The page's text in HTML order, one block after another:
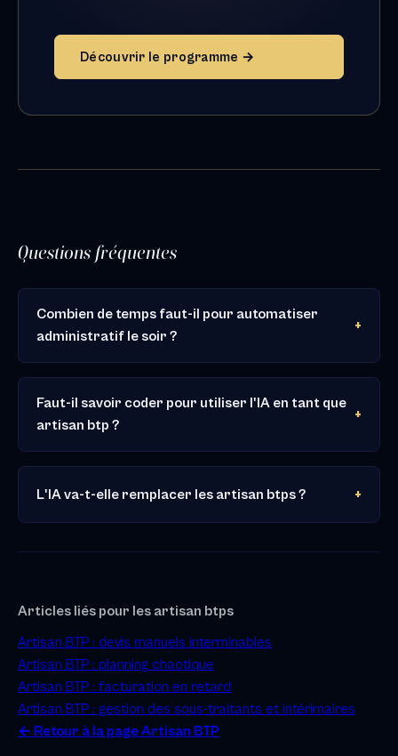
Découvrir le programme →
Questions fréquentes
Combien de temps faut-il pour automatiser
administratif le soir ?
Faut-il savoir coder pour utiliser l'IA en tant que
artisan btp ?
L'IA va-t-elle remplacer les artisan btps ?
Articles liés pour les artisan btps
Artisan BTP : devis manuels interminables
Artisan BTP : planning chaotique
Artisan BTP : facturation en retard
Artisan BTP : gestion des sous-traitants et intérimaires
← Retour à la page Artisan BTP